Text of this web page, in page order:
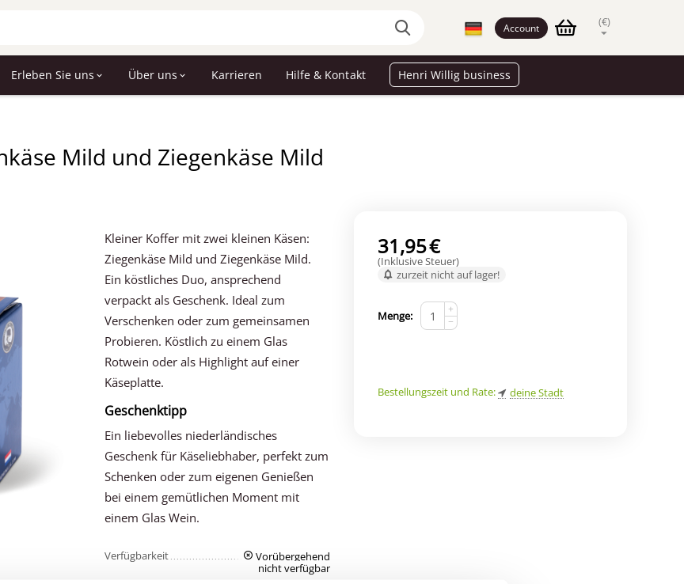
Account (€)
Erleben Sie uns Über uns Karrieren Hilfe & Kontakt Henri Willig business
Mild und Ziegenkäse Mild
Kleiner Koffer mit zwei kleinen Käsen:
Ziegenkäse Mild und Ziegenkäse Mild.
Ein köstliches Duo, ansprechend
verpackt als Geschenk. Ideal zum
Verschenken oder zum gemeinsamen
Probieren. Köstlich zu einem Glas
Rotwein oder als Highlight auf einer
Käseplatte.
Geschenktipp
Ein liebevolles niederländisches
Geschenk für Käseliebhaber, perfekt zum
Schenken oder zum eigenen Genießen
bei einem gemütlichen Moment mit
einem Glas Wein.
Verfügbarkeit
Vorübergehend
nicht verfügbar
31,95€
(Inklusive Steuer)
zurzeit nicht auf lager!
Menge:
+
−
Bestellungszeit und Rate: deine Stadt